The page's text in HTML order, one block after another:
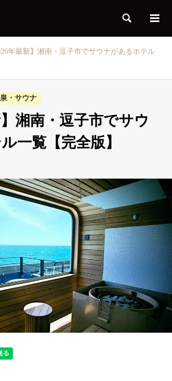
検索
年最新】湘南・逗子市でサウナがあるホテル
・サウナ
】湘南・逗子市でサウ
一覧【完全版】